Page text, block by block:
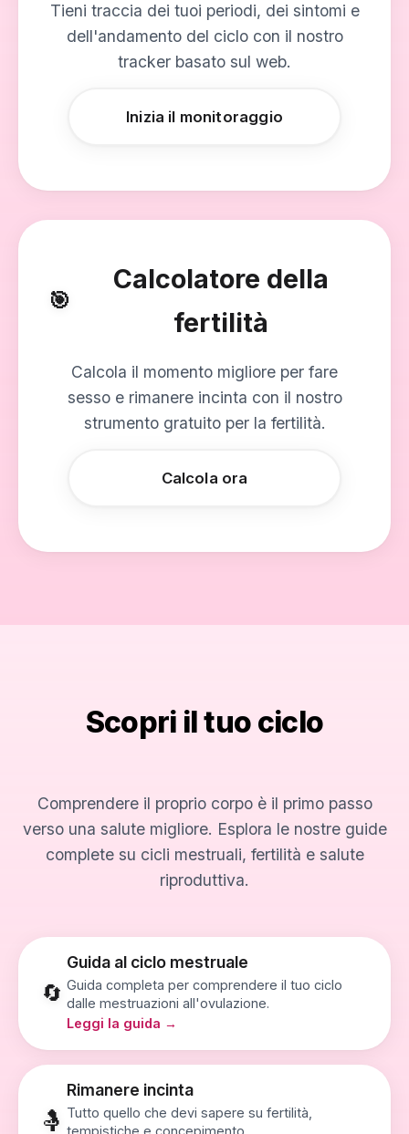
Tieni traccia dei tuoi periodi, dei sintomi e
dell'andamento del ciclo con il nostro
tracker basato sul web.
Inizia il monitoraggio
🎯
Calcolatore della
fertilità
Calcola il momento migliore per fare
sesso e rimanere incinta con il nostro
strumento gratuito per la fertilità.
Calcola ora
Scopri il tuo ciclo
Comprendere il proprio corpo è il primo passo
verso una salute migliore. Esplora le nostre guide
complete su cicli mestruali, fertilità e salute
riproduttiva.
🔄
Guida al ciclo mestruale
Guida completa per comprendere il tuo ciclo
dalle mestruazioni all'ovulazione.
Leggi la guida →
🤱
Rimanere incinta
Tutto quello che devi sapere su fertilità,